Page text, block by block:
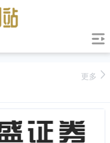
更多